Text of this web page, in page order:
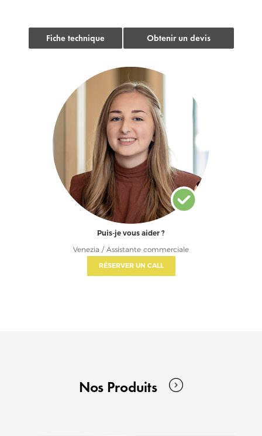
Fiche technique Obtenir un devis
Puis-je vous aider ?
Venezia / Assistante commerciale
RÉSERVER UN CALL
Nos Produits